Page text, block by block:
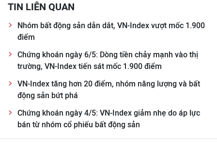
TIN LIÊN QUAN
Nhóm bất động sản dẫn dắt, VN-Index vượt mốc 1.900
điểm
Chứng khoán ngày 6/5: Dòng tiền chảy mạnh vào thị
trường, VN-Index tiến sát mốc 1.900 điểm
VN-Index tăng hơn 20 điểm, nhóm năng lượng và bất
động sản bứt phá
Chứng khoán ngày 4/5: VN-Index giảm nhẹ do áp lực
bán từ nhóm cổ phiếu bất động sản